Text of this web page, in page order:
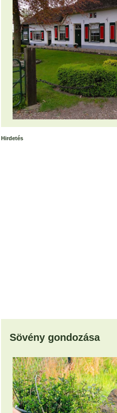
Hirdetés
Sövény gondozása